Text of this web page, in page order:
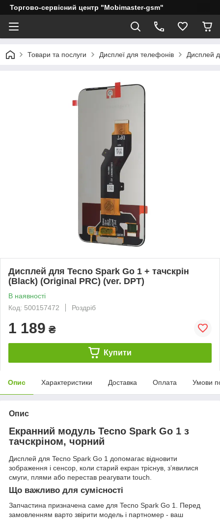
Торгово-сервісний центр "Mobimaster-gsm"
Товари та послуги Дисплеї для телефонів Дисплей
Дисплей для Tecno Spark Go 1 + тачскрін
(Black) (Original PRC) (ver. DPT)
В наявності
Код: 500157472
Роздріб
1 189 ₴
Купити
Опис Характеристики Доставка Оплата Умови
Опис
Екранний модуль Tecno Spark Go 1 з
тачскріном, чорний
Дисплей для Tecno Spark Go 1 допомагає відновити
зображення і сенсор, коли старий екран тріснув, з’явилися
смуги, плями або перестав реагувати touch.
Що важливо для сумісності
Запчастина призначена саме для Tecno Spark Go 1. Перед
замовленням варто звірити модель і партномер - ваш